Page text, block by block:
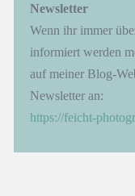
Newsletter
Wenn ihr immer
informiert werden
auf meiner Blog-
Newsletter an:
https://feicht-